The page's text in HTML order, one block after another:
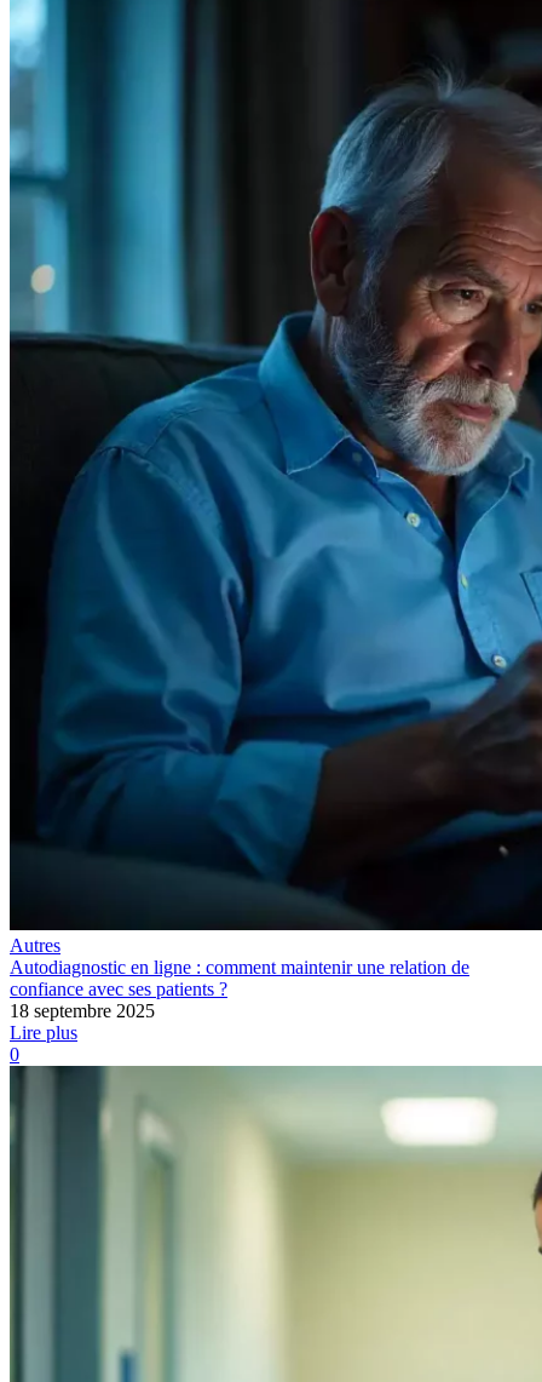
Autres
Autodiagnostic en ligne : comment maintenir une relation de
confiance avec ses patients ?
18 septembre 2025
Lire plus
0